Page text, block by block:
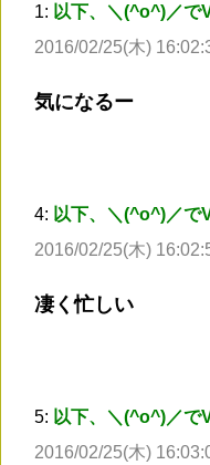
1: 以下、＼(^o^)／で
2016/02/25(木)
気になるー
4: 以下、＼(^o^)／で
2016/02/25(木)
凄く忙しい
5: 以下、＼(^o^)／で
2016/02/25(木)